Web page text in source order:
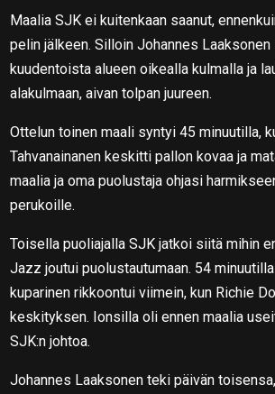
Maalia SJK ei kuitenkaan saanut,
pelin jälkeen. Silloin Johannes
kuudentoista alueen oikealla kulmalla ja
alakulmaan, aivan tolpan juureen.
Ottelun toinen maali syntyi 45 minuutilla,
Tahvanainanen keskitti pallon kovaa ja
maalia ja oma puolustaja ohjasi
perukoille.
Toisella puoliajalla SJK jatkoi siitä mihin
Jazz joutui puolustautumaan. 54
kuparinen rikkoontui viimein, kun Richie
keskityksen. Ionsilla oli ennen maalia
SJK:n johtoa.
Johannes Laaksonen teki päivän